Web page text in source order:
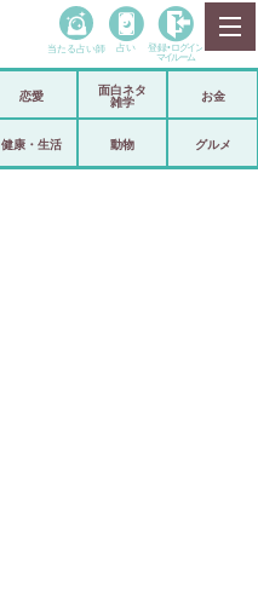
政治
当たる占い師 占い 登録• ログイン
マイルーム
恋愛
面白ネタ
雑学
お金
健康・生活 動物 グルメ